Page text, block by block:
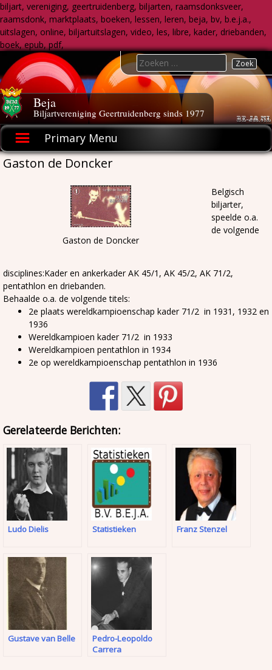
biljart, vereniging, geertruidenberg, biljarten, raamsdonksveer,
raamsdonk, marktplaats, boeken, lessen, leren, beja, bv, b.e.j.a.,
uitslagen, online, biljartuitslagen, video, les, libre, kader, driebanden,
boek, epub, pdf,
to
content
Beja
Biljartvereniging Geertruidenberg sinds 1977
Primary Menu
Search
for:
Gaston de Doncker
Gaston de Doncker
Belgisch
biljarter,
speelde o.a.
de volgende
disciplines:Kader en ankerkader AK 45/1, AK 45/2, AK 71/2,
pentathlon en driebanden.
Behaalde o.a. de volgende titels:
2e plaats wereldkampioenschap kader 71/2 in 1931, 1932 en
1936
Wereldkampioen kader 71/2 in 1933
Wereldkampioen pentathlon in 1934
2e op wereldkampioenschap pentathlon in 1936
Gerelateerde Berichten:
Ludo Dielis Statistieken Franz Stenzel
Gustave van Belle
Pedro-Leopoldo
Carrera